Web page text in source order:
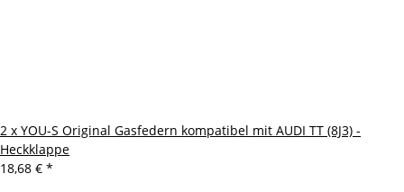
2 x YOU-S Original Gasfedern kompatibel mit AUDI TT (8J3) -
Heckklappe
18,68 € *